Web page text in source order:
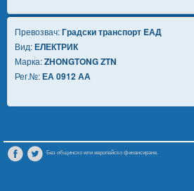
Как Да Стигна?
Инфо
Превозвач:Градски транспорт EАД
Вид:ЕЛЕКТРИК
Марка:ZHONGTONG ZTN
Рег.№:ЕА 0912 АА
Без общинско или европейско финансиране.